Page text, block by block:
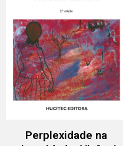
Perplexidade na